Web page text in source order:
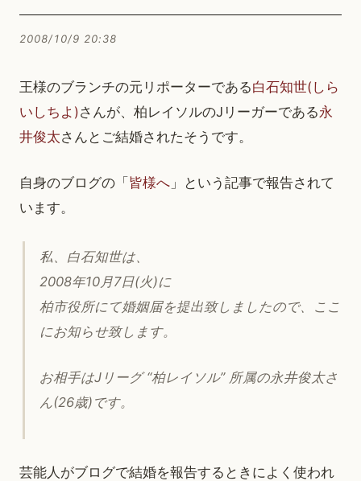
2008/10/9 20:38
王様のブランチの元リポーターである白石知世(しら
いしちよ)さんが、柏レイソルのJリーガーである永
井俊太さんとご結婚されたそうです。
自身のブログの「 皆様へ 」という記事で報告されて
います。
私、白石知世は、
2008年10月7日(火)に
柏市役所にて婚姻届を提出致しましたので、ここ
にお知らせ致します。
お相手はJリーグ “柏レイソル” 所属の永井俊太さ
ん(26歳)です。
芸能人がブログで結婚を報告するときによく使われ